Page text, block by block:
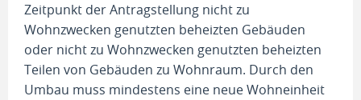
Zeitpunkt der Antragstellung nicht zu
Wohnzwecken genutzten beheizten Gebäuden
oder nicht zu Wohnzwecken genutzten beheizten
Teilen von Gebäuden zu Wohnraum. Durch den
Umbau muss mindestens eine neue Wohneinheit